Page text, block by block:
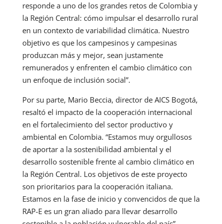
responde a uno de los grandes retos de Colombia y
la Región Central: cómo impulsar el desarrollo rural
en un contexto de variabilidad climática. Nuestro
objetivo es que los campesinos y campesinas
produzcan más y mejor, sean justamente
remunerados y enfrenten el cambio climático con
un enfoque de inclusión social”.
Por su parte, Mario Beccia, director de AICS Bogotá,
resaltó el impacto de la cooperación internacional
en el fortalecimiento del sector productivo y
ambiental en Colombia. “Estamos muy orgullosos
de aportar a la sostenibilidad ambiental y el
desarrollo sostenible frente al cambio climático en
la Región Central. Los objetivos de este proyecto
son prioritarios para la cooperación italiana.
Estamos en la fase de inicio y convencidos de que la
RAP-E es un gran aliado para llevar desarrollo